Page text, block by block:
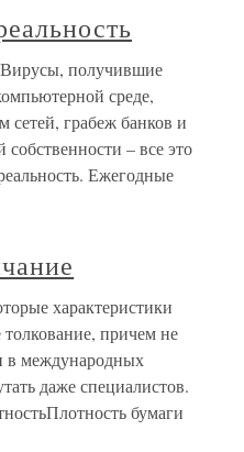
получившие
среде,
сетей, грабеж банков и
– все это
Ежегодные
характеристики
причем не
в международных
даже специалистов.
бумаги